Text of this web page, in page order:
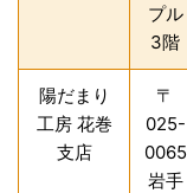
プル
3階
陽だまり
工房 花巻
支店
〒
025-
0065
岩手